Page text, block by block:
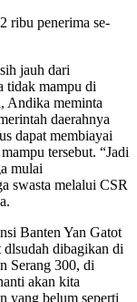
ribu penerima se-
jauh dari
tidak mampu di
Andika meminta
daerahnya
dapat membiayai
tersebut. “Jadi
mulai
swasta melalui CSR
Banten Yan Gatot
dlsudah dibagikan di
Serang 300, di
akan kita
yang belum seperti